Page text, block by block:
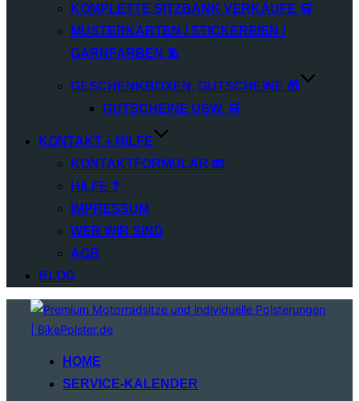
KOMPLETTE SITZBANK VERKÄUFE 🛒
MUSTERKARTEN / STICKEREIEN /
GARNFARBEN 🧵
GESCHENKBOXEN, GUTSCHEINE 🎁
GUTSCHEINE USW. 🛒
KONTAKT + HILFE
KONTAKTFORMULAR 📧
HILFE ❓
IMPRESSUM
WER WIR SIND
AGB
BLOG
HOME
SERVICE‑KALENDER